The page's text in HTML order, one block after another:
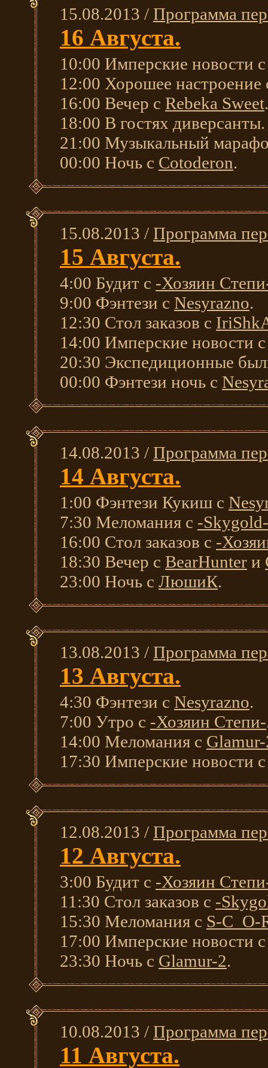
15.08.2013 / Программа
16 Августа.
10:00 Имперские новости
12:00 Хорошее настроение
16:00 Вечер с Rebeka Sweet.
18:00 В гостях диверсанты.
21:00 Музыкальный
00:00 Ночь с Cotoderon.
15.08.2013 / Программа
15 Августа.
4:00 Будит с -Хозяин
9:00 Фэнтези с Nesyrazno.
12:30 Стол заказов с
14:00 Имперские новости
20:30 Экспедиционные
00:00 Фэнтези ночь с
14.08.2013 / Программа
14 Августа.
1:00 Фэнтези Кукиш с
7:30 Меломания с -Skygold-
16:00 Стол заказов с -
18:30 Вечер с BearHunter и
23:00 Ночь с ЛюшиК.
13.08.2013 / Программа
13 Августа.
4:30 Фэнтези с Nesyrazno.
7:00 Утро с -Хозяин Степи-
14:00 Меломания с
17:30 Имперские новости
12.08.2013 / Программа
12 Августа.
3:00 Будит с -Хозяин
11:30 Стол заказов с -
15:30 Меломания с S-C_O-
17:00 Имперские новости
23:30 Ночь с Glamur-2.
10.08.2013 / Программа
11 Августа.